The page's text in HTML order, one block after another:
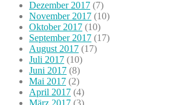
Dezember 2017 (7)
November 2017 (10)
Oktober 2017 (10)
September 2017 (17)
August 2017 (17)
Juli 2017 (10)
Juni 2017 (8)
Mai 2017 (2)
April 2017 (4)
März 2017 (3)